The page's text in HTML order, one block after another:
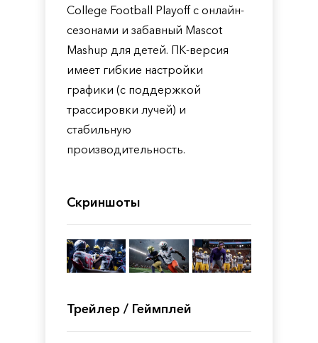
College Football Playoff с онлайн-
сезонами и забавный Mascot
Mashup для детей. ПК-версия
имеет гибкие настройки
графики (с поддержкой
трассировки лучей) и
стабильную
производительность.
Скриншоты
Трейлер / Геймплей